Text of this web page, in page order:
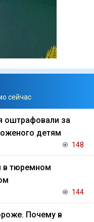
сейчас
оштрафовали за
детям
148
в тюремном
144
Почему в